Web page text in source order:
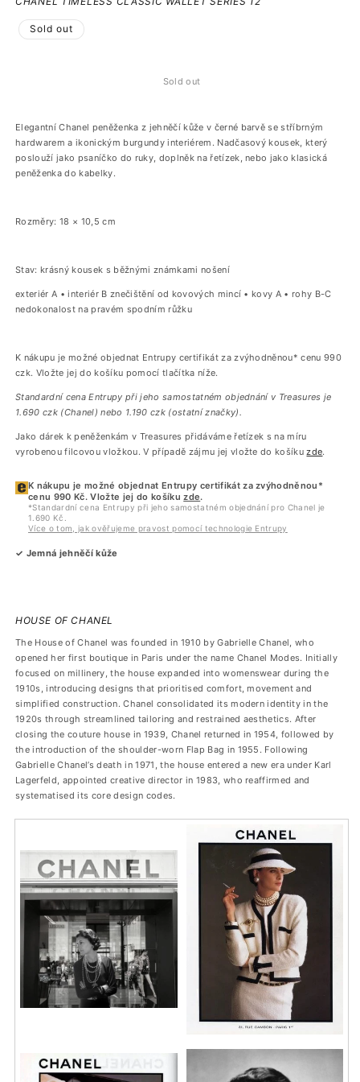
Sold out
Sold out
Elegantní Chanel peněženka z jehněčí kůže v černé barvě se stříbrným
hardwarem a ikonickým burgundy interiérem. Nadčasový kousek, který
poslouží jako psaníčko do ruky, doplněk na řetízek, nebo jako klasická
peněženka do kabelky.
Rozměry: 18 × 10,5 cm
Stav: krásný kousek s běžnými známkami nošení
exteriér A • interiér B znečištění od kovových mincí • kovy A • rohy B-C
nedokonalost na pravém spodním růžku
K nákupu je možné objednat Entrupy certifikát za zvýhodněnou* cenu 990
czk. Vložte jej do košíku pomocí tlačítka níže.
Standardní cena Entrupy při jeho samostatném objednání v Treasures je
1.690 czk (Chanel) nebo 1.190 czk (ostatní značky).
Jako dárek k peněženkám v Treasures přidáváme řetízek s na míru
vyrobenou filcovou vložkou. V případě zájmu jej vložte do košíkuzde.
K nákupu je možné objednat Entrupy certifikát za zvýhodněnou*
cenu 990 Kč. Vložte jej do košíkuzde.
*Standardní cena Entrupy při jeho samostatném objednání pro Chanel je
1.690 Kč.
Více o tom, jak ověřujeme pravost pomocí technologie Entrupy
✓ Jemná jehněčí kůže
HOUSE OF CHANEL
The House of Chanel was founded in 1910 by Gabrielle Chanel, who
opened her first boutique in Paris under the name Chanel Modes. Initially
focused on millinery, the house expanded into womenswear during the
1910s, introducing designs that prioritised comfort, movement and
simplified construction. Chanel consolidated its modern identity in the
1920s through streamlined tailoring and restrained aesthetics. After
closing the couture house in 1939, Chanel returned in 1954, followed by
the introduction of the shoulder-worn Flap Bag in 1955. Following
Gabrielle Chanel’s death in 1971, the house entered a new era under Karl
Lagerfeld, appointed creative director in 1983, who reaffirmed and
systematised its core design codes.